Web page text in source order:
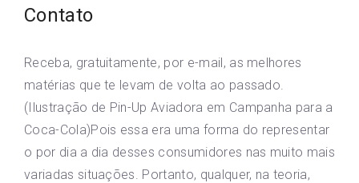
Contato
Receba, gratuitamente, por e-mail, as melhores
matérias que te levam de volta ao passado.
(Ilustração de Pin-Up Aviadora em Campanha para a
Coca-Cola)Pois essa era uma forma do representar
o por dia a dia desses consumidores nas muito mais
variadas situações. Portanto, qualquer, na teoria,